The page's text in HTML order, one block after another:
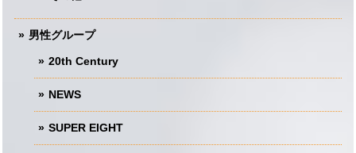
男性グループ
20th Century
NEWS
SUPER EIGHT